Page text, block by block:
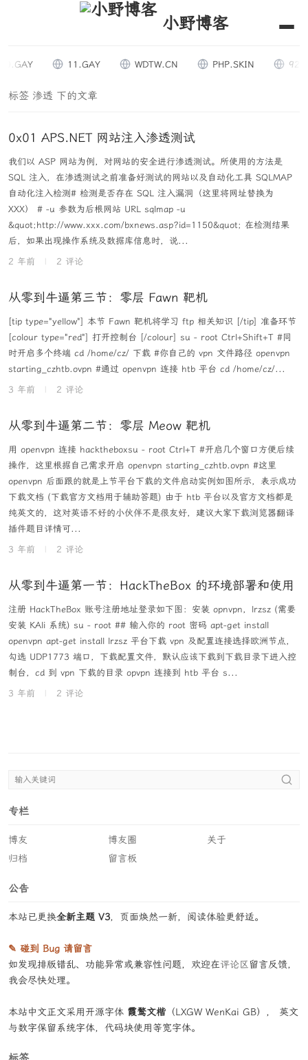
小野博客
11.GAY WDTW.CN PHP.SKIN
标签 渗透 下的文章
0x01 APS.NET 网站注入渗透测试
我们以 ASP 网站为例，对网站的安全进行渗透测试。所使用的方法是
SQL 注入，在渗透测试之前准备好测试的网站以及自动化工具 SQLMAP
自动化注入检测# 检测是否存在 SQL 注入漏洞（这里将网址替换为
XXX） # -u 参数为后根网站 URL sqlmap -u
&quot;http://www.xxx.com/bxnews.asp?id=1150&quot; 在检测结果
后，如果出现操作系统及数据库信息时，说...
2 年前
2 评论
从零到牛逼第三节：零层 Fawn 靶机
[tip type="yellow"] 本节 Fawn 靶机将学习 ftp 相关知识 [/tip] 准备环节
[colour type="red"] 打开控制台 [/colour] su - root Ctrl+Shift+T #同
时开启多个终端 cd /home/cz/ 下载 #你自己的 vpn 文件路径 openvpn
starting_czhtb.ovpn #通过 openvpn 连接 htb 平台 cd /home/cz/...
3 年前
2 评论
从零到牛逼第二节：零层 Meow 靶机
用 openvpn 连接 hacktheboxsu - root Ctrl+T #开启几个窗口方便后续
操作，这里根据自己需求开启 openvpn starting_czhtb.ovpn #这里
openvpn 后面跟的就是上节平台下载的文件启动实例如图所示，表示成功
下载文档 (下载官方文档用于辅助答题) 由于 htb 平台以及官方文档都是
纯英文的，这对英语不好的小伙伴不是很友好，建议大家下载浏览器翻译
插件题目详情可...
3 年前
2 评论
从零到牛逼第一节：HackTheBox 的环境部署和使用
注册 HackTheBox 账号注册地址登录如下图：安装 opnvpn，lrzsz (需要
安装 KAli 系统) su - root ## 输入你的 root 密码 apt-get install
openvpn apt-get install lrzsz 平台下载 vpn 及配置连接选择欧洲节点，
勾选 UDP1773 端口，下载配置文件，默认应该下载到下载目录下进入控
制台，cd 到 vpn 下载的目录 opvpn 连接到 htb 平台 s...
3 年前
2 评论
专栏
博友 博友圈
关于
归档
留言板
公告
本站已更换全新主题 V3，页面焕然一新，阅读体验更舒适。
✎ 碰到 Bug 请留言
如发现排版错乱、功能异常或兼容性问题，欢迎在评论区留言反馈，
我会尽快处理。
本站中文正文采用开源字体 霞鹜文楷 （LXGW WenKai GB）， 英文
与数字保留系统字体，代码块使用等宽字体。